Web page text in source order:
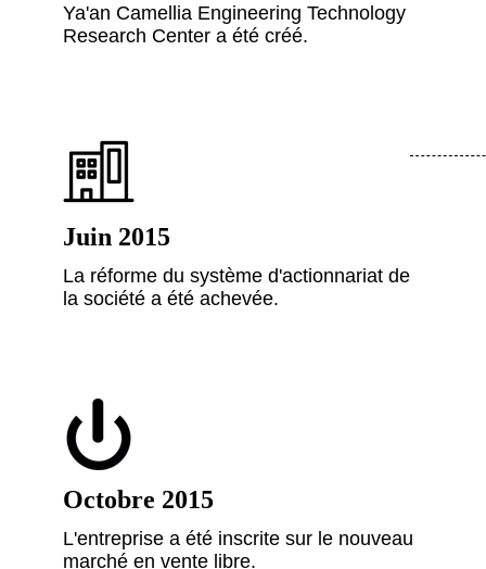
Ya'an Camellia Engineering Technology
Research Center a été créé.
Juin 2015
La réforme du système d'actionnariat de
la société a été achevée.
Octobre 2015
L'entreprise a été inscrite sur le nouveau
marché en vente libre.